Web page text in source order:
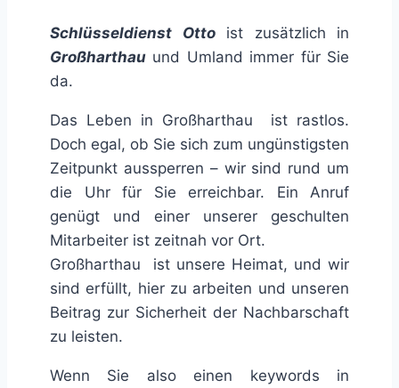
Schlüsseldienst Ottoist zusätzlich in
Großharthau und Umland immer für Sie
da.
Das Leben in Großharthau ist rastlos.
Doch egal, ob Sie sich zum ungünstigsten
Zeitpunkt aussperren – wir sind rund um
die Uhr für Sie erreichbar. Ein Anruf
genügt und einer unserer geschulten
Mitarbeiter ist zeitnah vor Ort.
Großharthau ist unsere Heimat, und wir
sind erfüllt, hier zu arbeiten und unseren
Beitrag zur Sicherheit der Nachbarschaft
zu leisten.
Wenn Sie also einen keywords in